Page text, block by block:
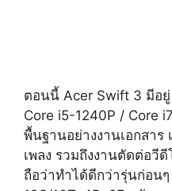
ตอนนี้ Acer Swift 3 มีอ
Core i5-1240P / Core
พื้นฐานอย่างงานเอกสาร
เพลง รวมถึงงานตัดต่อวี
ถือว่าทำได้ดีกว่ารุ่นก่อน